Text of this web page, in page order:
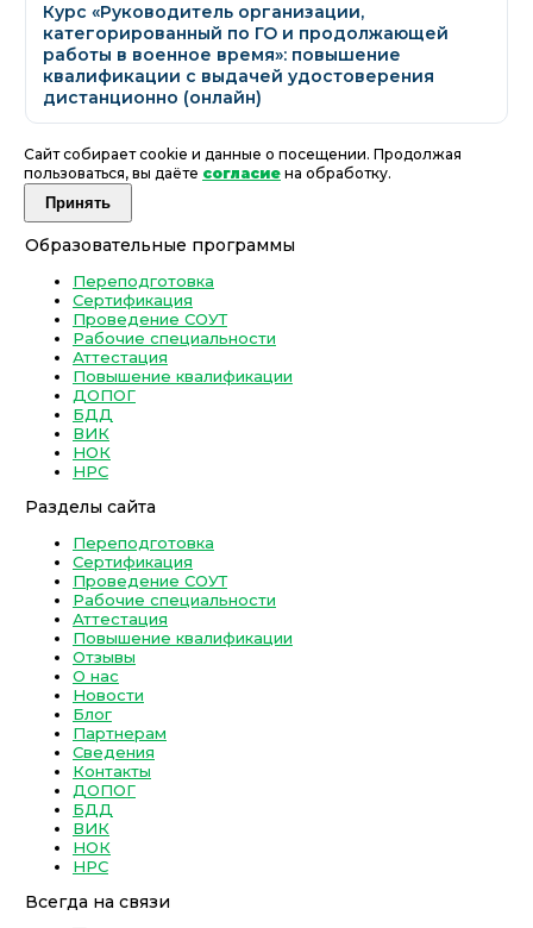
Курс «Руководитель организации,
категорированный по ГО и продолжающей
работы в военное время»: повышение
квалификации с выдачей удостоверения
дистанционно (онлайн)
Сайт собирает cookie и данные о посещении. Продолжая
пользоваться, вы даёте согласие на обработку.
Принять
Образовательные программы
Переподготовка
Сертификация
Проведение СОУТ
Рабочие специальности
Аттестация
Повышение квалификации
ДОПОГ
БДД
ВИК
НОК
НРС
Разделы сайта
Переподготовка
Сертификация
Проведение СОУТ
Рабочие специальности
Аттестация
Повышение квалификации
Отзывы
О нас
Новости
Блог
Партнерам
Сведения
Контакты
ДОПОГ
БДД
ВИК
НОК
НРС
Всегда на связи